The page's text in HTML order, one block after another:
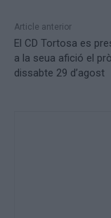
Article anterior
El CD Tortosa es
a la seua afició el
dissabte 29 d’agost